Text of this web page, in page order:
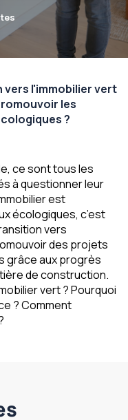
vers l'immobilier vert
les
?
ce sont tous les
à questionner leur
est
écologiques, c’est
vers
des projets
grâce aux progrès
de construction.
vert ? Pourquoi
? Comment